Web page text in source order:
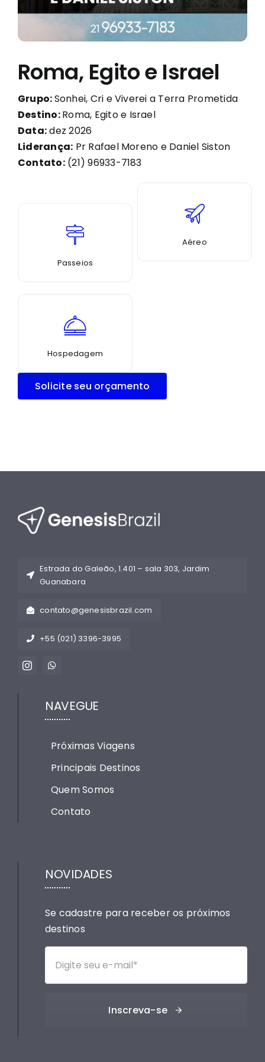
Roma, Egito e Israel
Grupo:Sonhei, Cri e Viverei a Terra Prometida
Destino:Roma, Egito e Israel
Data:dez 2026
Liderança: Pr Rafael Moreno e Daniel Siston
Contato:(21) 96933-7183
Passeios
Aéreo
Hospedagem
Solicite seu orçamento
Estrada do Galeão, 1.401 – sala 303, Jardim
Guanabara
contato@genesisbrazil.com
+55 (021) 3396-3995
NAVEGUE
Próximas Viagens
Principais Destinos
Quem Somos
Contato
NOVIDADES
Se cadastre para receber os próximos
destinos
Inscreva-se